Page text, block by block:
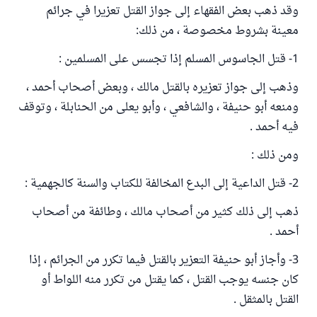
وقد ذهب بعض الفقهاء إلى جواز القتل تعزيرا في جرائم
معينة بشروط مخصوصة ، من ذلك:
1- قتل الجاسوس المسلم إذا تجسس على المسلمين :
وذهب إلى جواز تعزيره بالقتل مالك ، وبعض أصحاب أحمد ،
ومنعه أبو حنيفة ، والشافعي ، وأبو يعلى من الحنابلة ، وتوقف
فيه أحمد .
ومن ذلك :
2- قتل الداعية إلى البدع المخالفة للكتاب والسنة كالجهمية :
ذهب إلى ذلك كثير من أصحاب مالك ، وطائفة من أصحاب
أحمد .
3- وأجاز أبو حنيفة التعزير بالقتل فيما تكرر من الجرائم ، إذا
كان جنسه يوجب القتل ، كما يقتل من تكرر منه اللواط أو
القتل بالمثقل .